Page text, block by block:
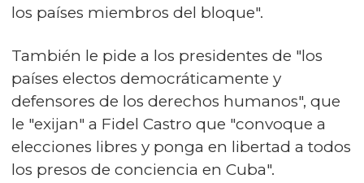
los países miembros del bloque".
También le pide a los presidentes de "los
países electos democráticamente y
defensores de los derechos humanos", que
le "exijan" a Fidel Castro que "convoque a
elecciones libres y ponga en libertad a todos
los presos de conciencia en Cuba".